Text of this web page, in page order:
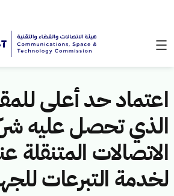
اعتماد حد أعلى
الذي تحصل عليه
الاتصالات المتنقلة
لخدمة التبرعات